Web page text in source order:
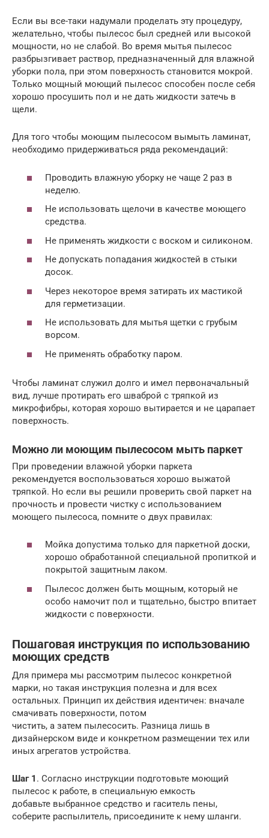
Если вы все-таки надумали проделать эту процедуру,
желательно, чтобы пылесос был средней или высокой
мощности, но не слабой. Во время мытья пылесос
разбрызгивает раствор, предназначенный для влажной
уборки пола, при этом поверхность становится мокрой.
Только мощный моющий пылесос способен после себя
хорошо просушить пол и не дать жидкости затечь в
щели.
Для того чтобы моющим пылесосом вымыть ламинат,
необходимо придерживаться ряда рекомендаций:
Проводить влажную уборку не чаще 2 раз в
неделю.
Не использовать щелочи в качестве моющего
средства.
Не применять жидкости с воском и силиконом.
Не допускать попадания жидкостей в стыки
досок.
Через некоторое время затирать их мастикой
для герметизации.
Не использовать для мытья щетки с грубым
ворсом.
Не применять обработку паром.
Чтобы ламинат служил долго и имел первоначальный
вид, лучше протирать его шваброй с тряпкой из
микрофибры, которая хорошо вытирается и не царапает
поверхность.
Можно ли моющим пылесосом мыть паркет
При проведении влажной уборки паркета
рекомендуется воспользоваться хорошо выжатой
тряпкой. Но если вы решили проверить свой паркет на
прочность и провести чистку с использованием
моющего пылесоса, помните о двух правилах:
Мойка допустима только для паркетной доски,
хорошо обработанной специальной пропиткой и
покрытой защитным лаком.
Пылесос должен быть мощным, который не
особо намочит пол и тщательно, быстро впитает
жидкости с поверхности.
Пошаговая инструкция по использованию
моющих средств
Для примера мы рассмотрим пылесос конкретной
марки, но такая инструкция полезна и для всех
остальных. Принцип их действия идентичен: вначале
смачивать поверхности, потом
чистить, а затем пылесосить. Разница лишь в
дизайнерском виде и конкретном размещении тех или
иных агрегатов устройства.
Шаг 1 . Согласно инструкции подготовьте моющий
пылесос к работе, в специальную емкость
добавьте выбранное средство и гаситель пены,
соберите распылитель, присоедините к нему шланги.